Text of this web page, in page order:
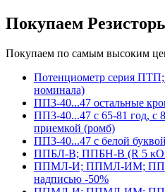
Покупаем
Покупаем по самым высоким
Потенциометр серия
номинала)
ПП3-40...47 остальные
ПП3-40...47 с 65-81 год, с
приемкой (ромб)
ПП3-40...47 с белой
ППБЛ-В; ППБН-В (R 5
ППМЛ-И; ППМЛ-ИМ;
надписью -50%